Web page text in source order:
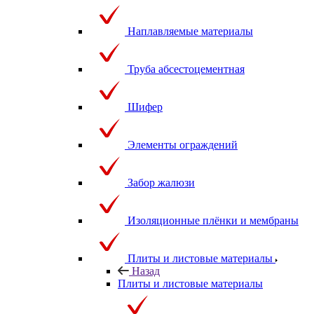
Наплавляемые материалы
Труба абсестоцементная
Шифер
Элементы ограждений
Забор жалюзи
Изоляционные плёнки и мембраны
Плиты и листовые материалы
Назад
Плиты и листовые материалы